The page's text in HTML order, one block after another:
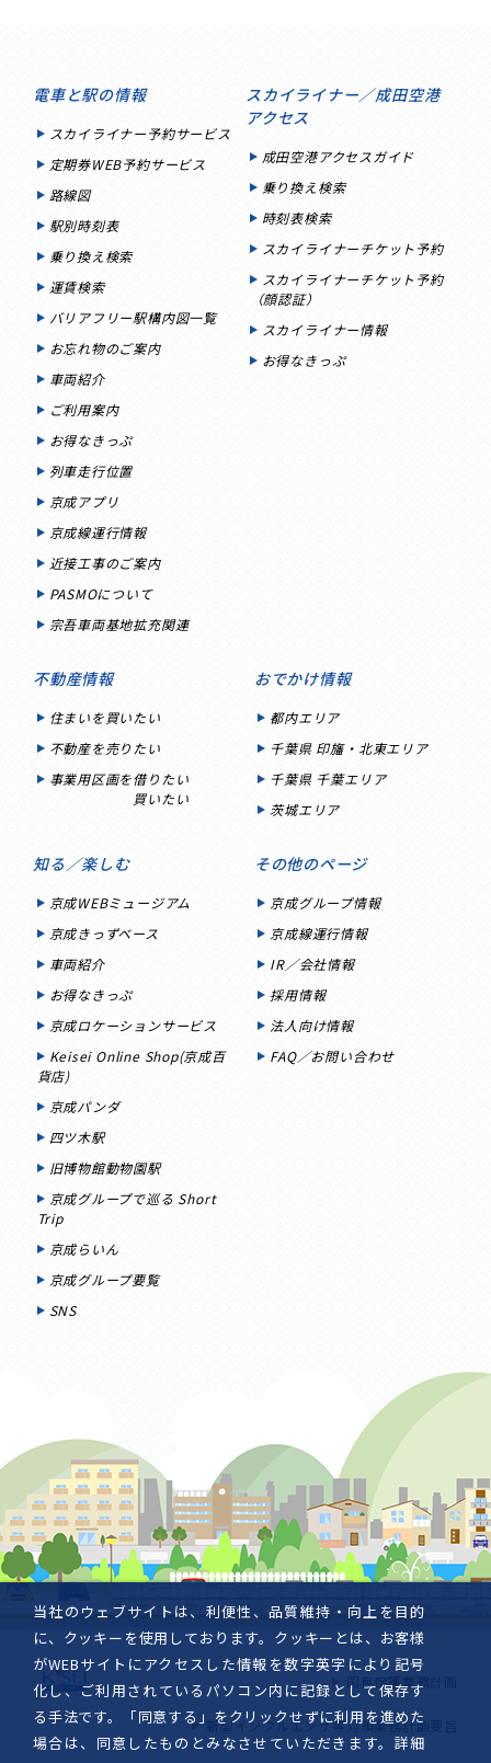
電車と駅の情報
スカイライナー予約サービス
定期券WEB予約サービス
路線図
駅別時刻表
乗り換え検索
運賃検索
バリアフリー駅構内図一覧
お忘れ物のご案内
車両紹介
ご利用案内
お得なきっぷ
列車走行位置
京成アプリ
京成線運行情報
近接工事のご案内
PASMOについて
宗吾車両基地拡充関連
スカイライナー／成田空港
アクセス
成田空港アクセスガイド
乗り換え検索
時刻表検索
スカイライナーチケット予約
スカイライナーチケット予約
（顔認証）
スカイライナー情報
お得なきっぷ
不動産情報
住まいを買いたい
不動産を売りたい
事業用区画を借りたい
買いたい
おでかけ情報
都内エリア
千葉県 印旛・北東エリア
千葉県 千葉エリア
茨城エリア
知る／楽しむ
京成WEBミュージアム
京成きっずベース
車両紹介
お得なきっぷ
京成ロケーションサービス
Keisei Online Shop(京成百
貨店)
京成パンダ
四ツ木駅
旧博物館動物園駅
京成グループで巡る Short
Trip
京成らいん
京成グループ要覧
SNS
その他のページ
京成グループ情報
京成線運行情報
IR／会社情報
採用情報
法人向け情報
FAQ／お問い合わせ
国民保護業務計画
新型インフルエンザ等対策業務計画要旨
当社のウェブサイトは、利便性、品質維持・向上を目的
に、クッキーを使用しております。クッキーとは、お客様
がWEBサイトにアクセスした情報を数字英字により記号
化し、ご利用されているパソコン内に記録として保存す
る手法です。「同意する」をクリックせずに利用を進めた
場合は、同意したものとみなさせていただきます。詳細